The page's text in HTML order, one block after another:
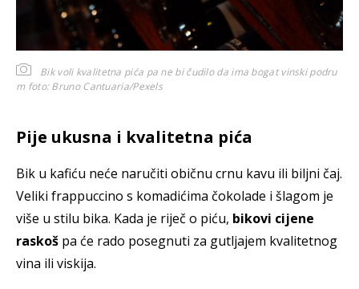
Bik voli kvalitetna pića pa ne bi čudilo da ima bogat vinski podru
m foto: Bruno Cantuaria/Pexels
Pije ukusna i kvalitetna pića
Bik u kafiću neće naručiti običnu crnu kavu ili biljni čaj.
Veliki frappuccino s komadićima čokolade i šlagom je
više u stilu bika. Kada je riječ o piću, bikovi cijene
raskoš pa će rado posegnuti za gutljajem kvalitetnog
vina ili viskija.